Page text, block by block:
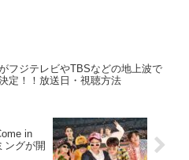
フジテレビやTBSなどの地上波で
定！！放送日・視聴方法
in
ングが開